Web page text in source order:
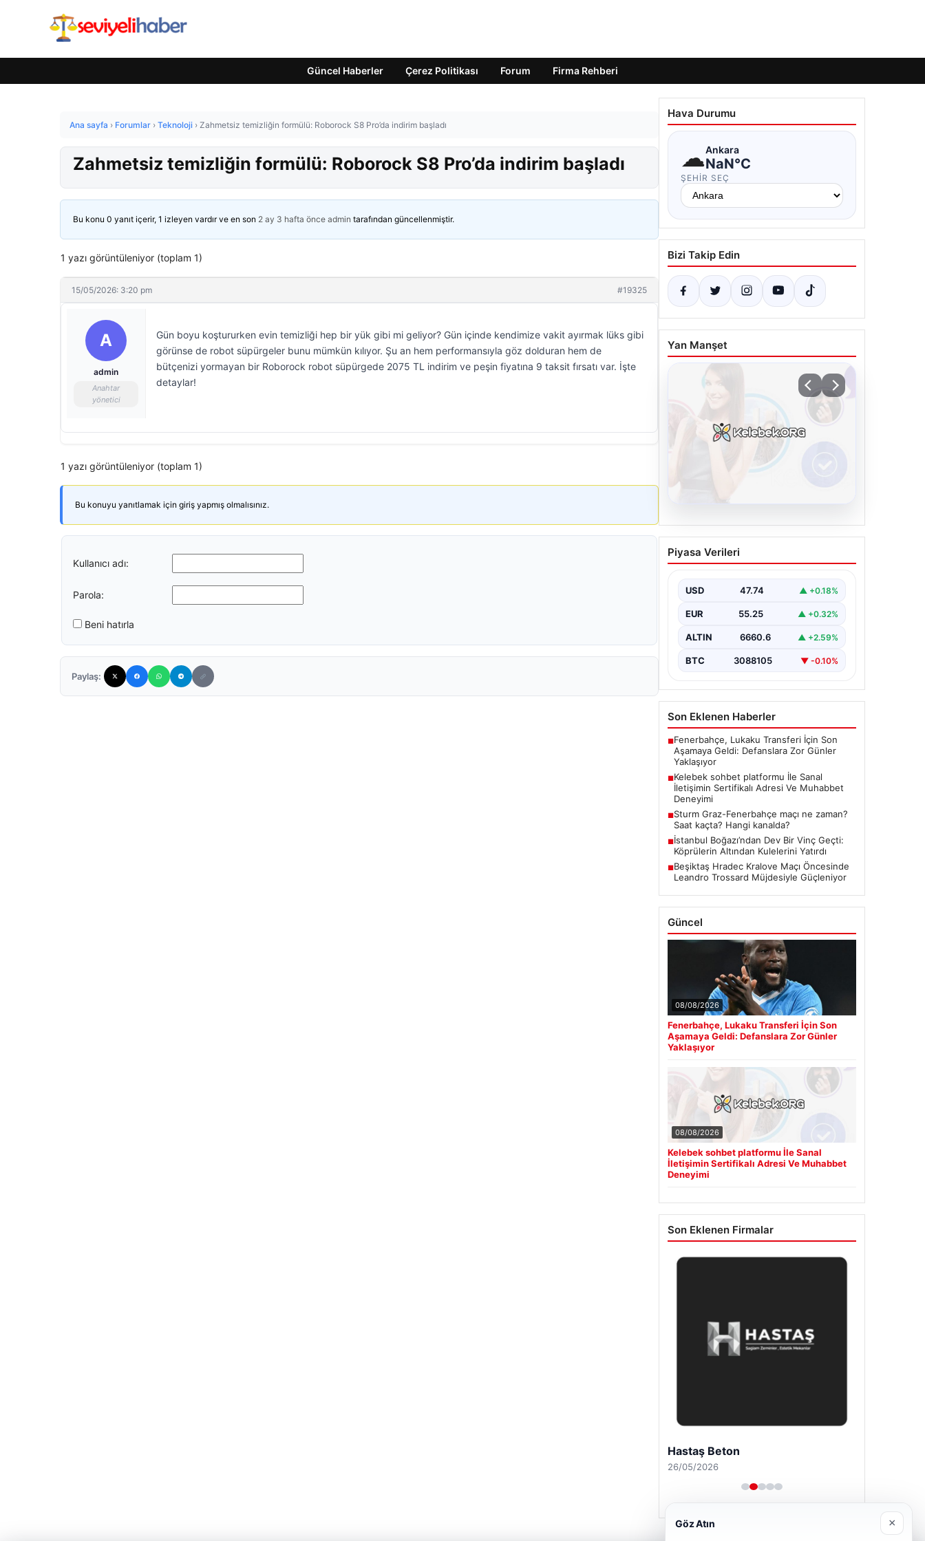
Güncel Haberler Çerez Politikası Forum Firma Rehberi
Ana sayfa › Forumlar › Teknoloji › Zahmetsiz temizliğin formülü: Roborock S8 Pro’da indirim başladı
Zahmetsiz temizliğin formülü: Roborock S8 Pro’da indirim başladı
Bu konu 0 yanıt içerir, 1 izleyen vardır ve en son 2 ay 3 hafta önce admin tarafından güncellenmiştir.
1 yazı görüntüleniyor (toplam 1)
15/05/2026: 3:20 pm #19325
A
admin
Anahtar
yönetici
Gün boyu koştururken evin temizliği hep bir yük gibi mi geliyor? Gün içinde kendimize vakit ayırmak lüks gibi
görünse de robot süpürgeler bunu mümkün kılıyor. Şu an hem performansıyla göz dolduran hem de
bütçenizi yormayan bir Roborock robot süpürgede 2075 TL indirim ve peşin fiyatına 9 taksit fırsatı var. İşte
detaylar!
1 yazı görüntüleniyor (toplam 1)
Bu konuyu yanıtlamak için giriş yapmış olmalısınız.
Kullanıcı adı:
Parola:
Beni hatırla
Paylaş:
Hava Durumu
☁Ankara
NaN°C
ŞEHIR SEÇ
Bizi Takip Edin
Yan Manşet
Sturm Graz-Fenerbahçe
maçı ne zaman? Saat
kaçta? Hangi kanalda?
USD
Fenerbahçe, Lukaku Transferi İçin Son
Aşamaya Geldi: Defanslara Zor Günler
Yaklaşıyor
■Kelebek sohbet platformu İle Sanal
İletişimin Sertifikalı Adresi Ve Muhabbet
Deneyimi
■Sturm Graz-Fenerbahçe maçı ne zaman?
Saat kaçta? Hangi kanalda?
İstanbul Boğazı’ndan Dev Bir Vinç Geçti:
Köprülerin Altından Kulelerini Yatırdı
Beşiktaş Hradec Kralove Maçı Öncesinde
Leandro Trossard Müjdesiyle Güçleniyor
Fenerbahçe, Lukaku Transferi İçin Son
Aşamaya Geldi: Defanslara Zor Günler
Yaklaşıyor
08/08/2026
Kelebek sohbet platformu İle Sanal
İletişimin Sertifikalı Adresi Ve Muhabbet
Deneyimi
Göz Atın ×